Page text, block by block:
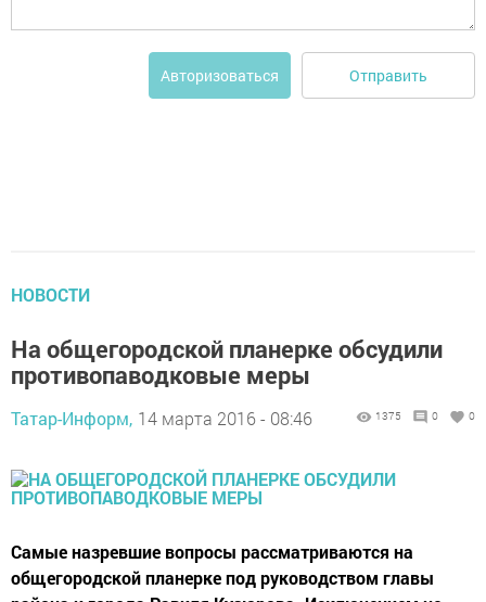
Авторизоваться Отправить
НОВОСТИ
На общегородской планерке обсудили
противопаводковые меры
Татар-Информ, 14 марта 2016 - 08:46 1375 0 0
Самые назревшие вопросы рассматриваются на
общегородской планерке под руководством главы